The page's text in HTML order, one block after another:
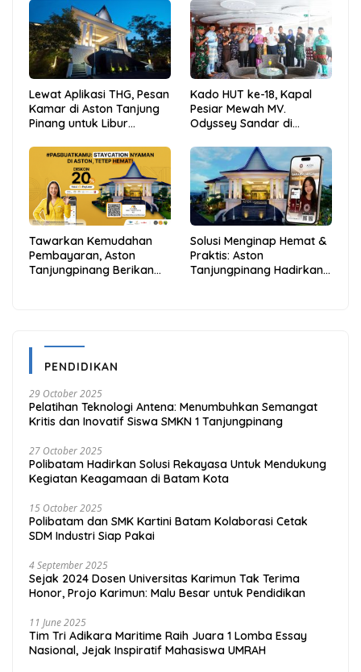
Lewat Aplikasi THG, Pesan
Kamar di Aston Tanjung
Pinang untuk Libur
dan Hemat
Kado HUT ke-18, Kapal
Pesiar Mewah MV.
Odyssey Sandar di
Anambas Siap Mendunia
Tawarkan Kemudahan
Pembayaran, Aston
Tanjungpinang Berikan
Solusi Menginap Hemat &
Praktis: Aston
Tanjungpinang Hadirkan
PENDIDIKAN
29 October 2025
Pelatihan Teknologi Antena: Menumbuhkan Semangat
Kritis dan Inovatif Siswa SMKN 1 Tanjungpinang
27 October 2025
Polibatam Hadirkan Solusi Rekayasa Untuk Mendukung
Kegiatan Keagamaan di Batam Kota
15 October 2025
Polibatam dan SMK Kartini Batam Kolaborasi Cetak
SDM Industri Siap Pakai
4 September 2025
Sejak 2024 Dosen Universitas Karimun Tak Terima
Honor, Projo Karimun: Malu Besar untuk Pendidikan
11 June 2025
Tim Tri Adikara Maritime Raih Juara 1 Lomba Essay
Nasional, Jejak Inspiratif Mahasiswa UMRAH